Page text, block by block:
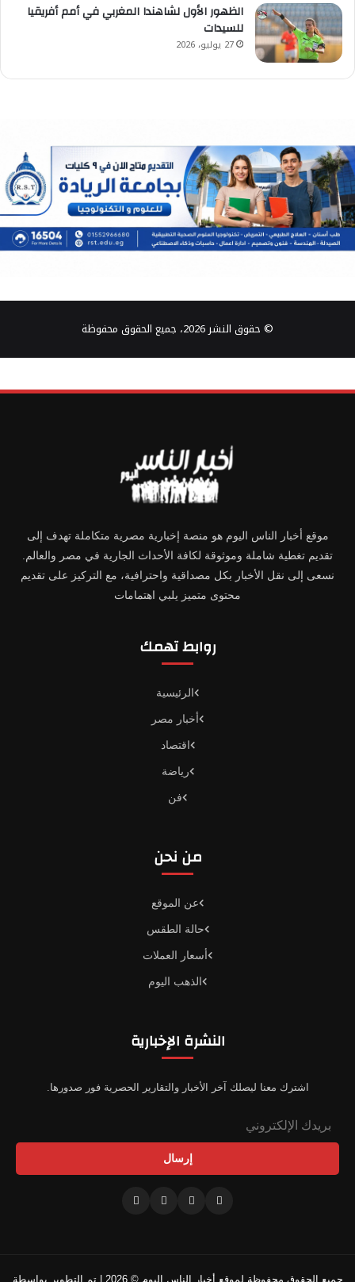
الظهور الأول لشاهندا المغربي في أمم أفريقيا
للسيدات
27 يوليو، 2026
© حقوق النشر 2026، جميع الحقوق محفوظة
موقع أخبار الناس اليوم هو منصة إخبارية مصرية متكاملة تهدف إلى
تقديم تغطية شاملة وموثوقة لكافة الأحداث الجارية في مصر والعالم.
نسعى إلى نقل الأخبار بكل مصداقية واحترافية، مع التركيز على تقديم
محتوى متميز يلبي اهتمامات
روابط تهمك
الرئيسية
أخبار مصر
اقتصاد
رياضة
فن
من نحن
عن الموقع
حالة الطقس
أسعار العملات
الذهب اليوم
النشرة الإخبارية
اشترك معنا ليصلك آخر الأخبار والتقارير الحصرية فور صدورها.
إرسال
جميع الحقوق محفوظة لموقع أخبار الناس اليوم © 2026 | تم التطوير بواسطة